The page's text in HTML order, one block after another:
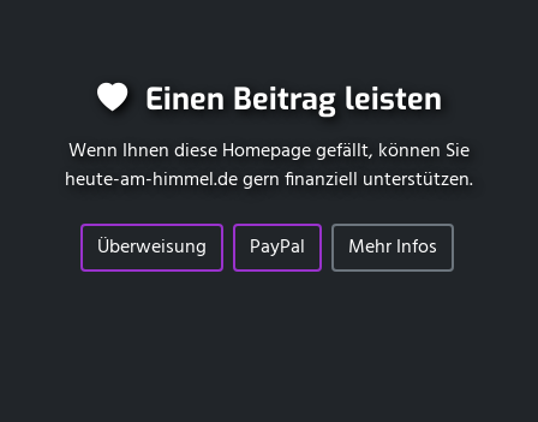
Einen Beitrag leisten
Wenn Ihnen diese Homepage gefällt, können Sie
heute-am-himmel.degern finanziell unterstützen.
Überweisung PayPal Mehr Infos